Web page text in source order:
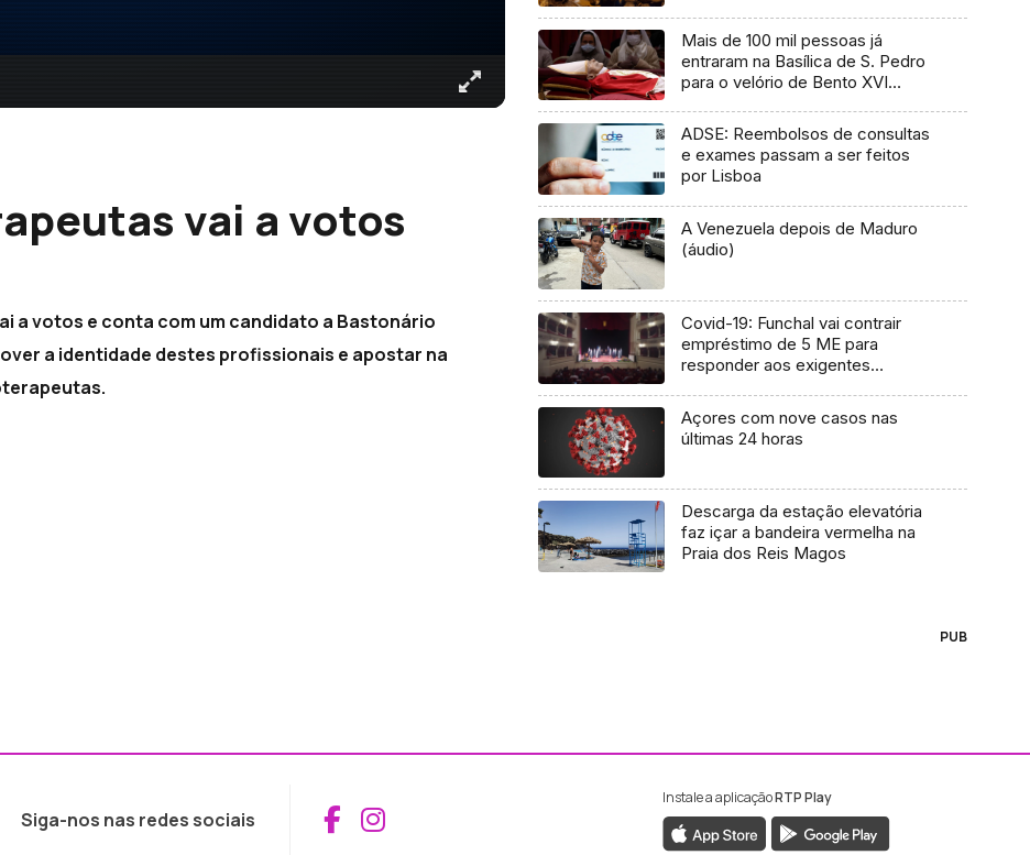
vai a votos
a votos e conta com um candidato a Bastonário
a identidade destes profissionais e apostar na
Mais de 100 mil pessoas já
entraram na Basílica de S. Pedro
para o velório de Bento XVI
ADSE: Reembolsos de consultas
e exames passam a ser feitos
por Lisboa
A Venezuela depois de Maduro
(áudio)
Covid-19: Funchal vai contrair
empréstimo de 5 ME para
responder aos exigentes
Açores com nove casos nas
últimas 24 horas
Descarga da estação elevatória
faz içar a bandeira vermelha na
Praia dos Reis Magos
PUB
Siga-nos nas redes sociais Aceder ao Facebook da RTP Madeira
Aceder ao Instagram da RTP Madeira
Instale a aplicaçãoRTP Play